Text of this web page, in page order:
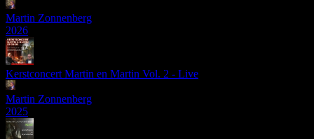
Martin Zonnenberg
2026
Kerstconcert Martin en Martin Vol. 2 - Live
Martin Zonnenberg
2025